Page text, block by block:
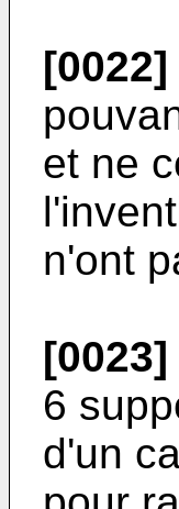
[0022]
et ne
n'ont
[0023]
6
d'un